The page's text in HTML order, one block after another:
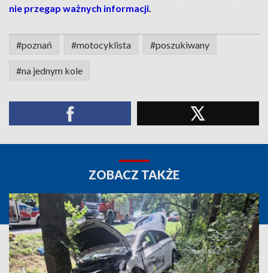
nie przegap ważnych informacji.
#poznań #motocyklista #poszukiwany
#na jednym kole
ZOBACZ TAKŻE